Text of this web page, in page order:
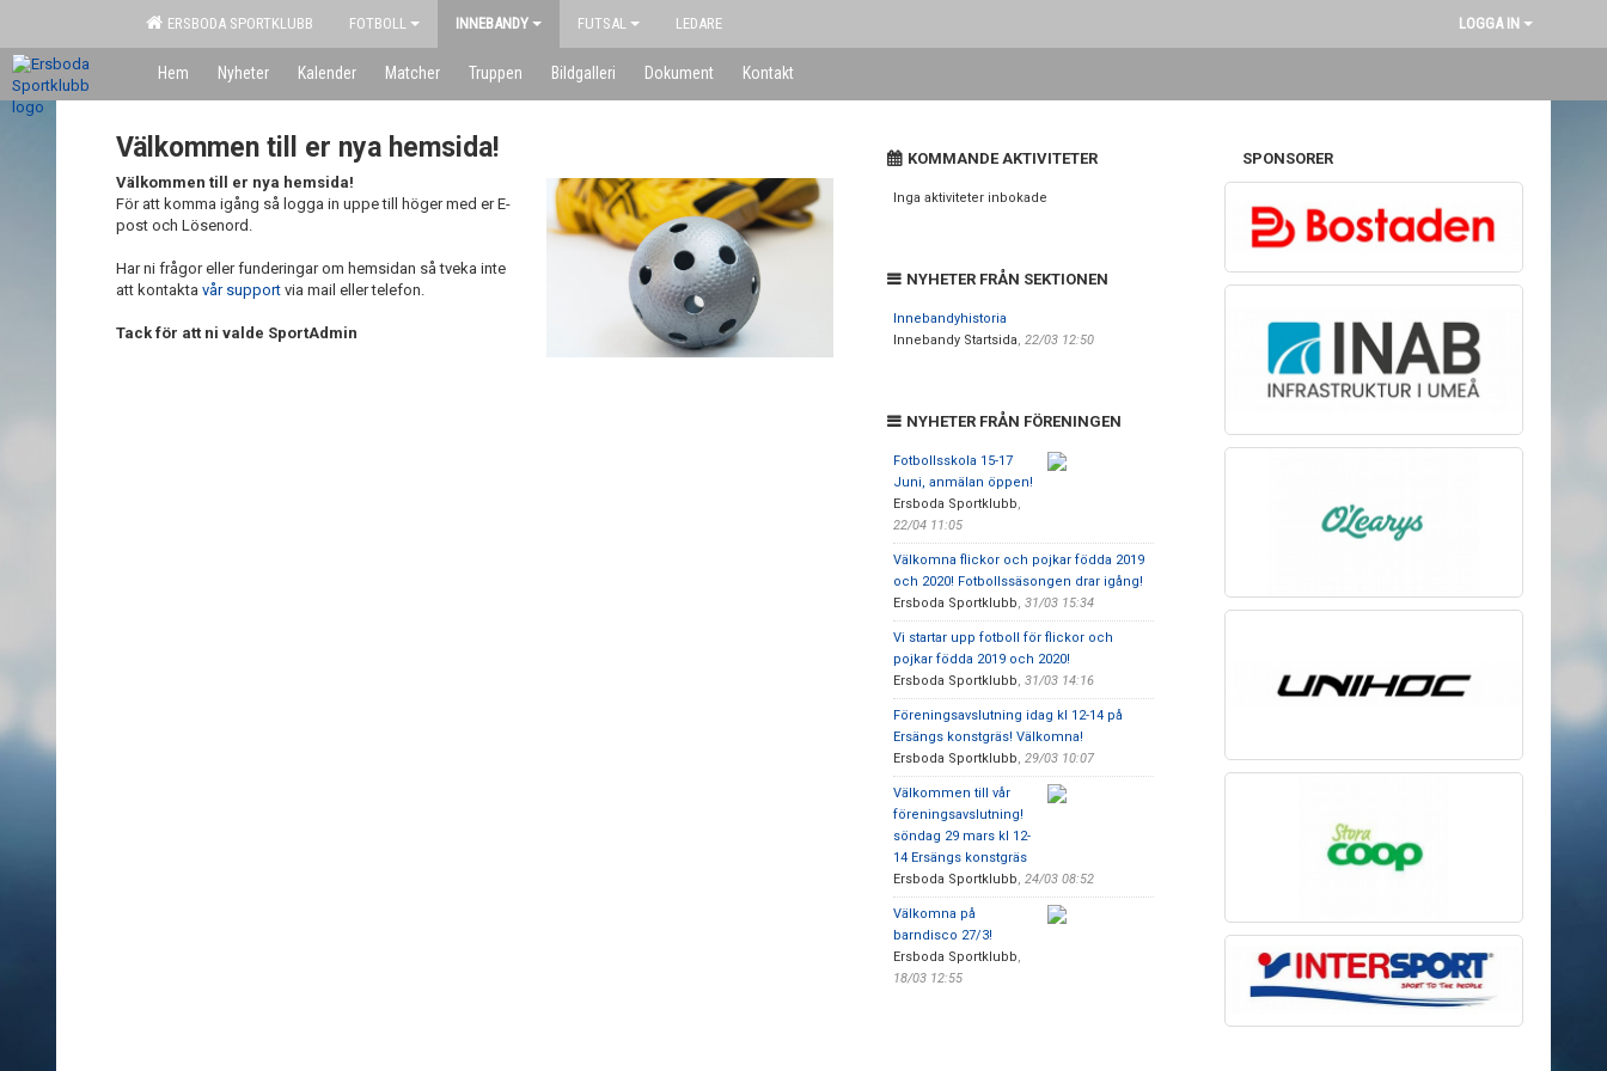
ERSBODA SPORTKLUBB FOTBOLL INNEBANDY FUTSAL LEDARE LOGGA IN
Hem Nyheter Kalender Matcher Truppen Bildgalleri Dokument Kontakt
Välkommen till er nya hemsida!
Välkommen till er nya hemsida!
För att komma igång så logga in uppe till höger med er E-
post och Lösenord.
Har ni frågor eller funderingar om hemsidan så tveka inte
att kontakta vår support via mail eller telefon.
Tack för att ni valde SportAdmin
KOMMANDE AKTIVITETER
Inga aktiviteter inbokade
NYHETER FRÅN SEKTIONEN
Innebandyhistoria
Innebandy Startsida, 22/03 12:50
NYHETER FRÅN FÖRENINGEN
Fotbollsskola 15-17
Juni, anmälan öppen!
Ersboda Sportklubb,
22/04 11:05
Välkomna flickor och pojkar födda 2019
och 2020! Fotbollssäsongen drar igång!
Ersboda Sportklubb, 31/03 15:34
Vi startar upp fotboll för flickor och
pojkar födda 2019 och 2020!
Ersboda Sportklubb, 31/03 14:16
Föreningsavslutning idag kl 12-14 på
Ersängs konstgräs! Välkomna!
Ersboda Sportklubb, 29/03 10:07
Välkommen till vår
föreningsavslutning!
söndag 29 mars kl 12-
14 Ersängs konstgräs
Ersboda Sportklubb, 24/03 08:52
Välkomna på
barndisco 27/3!
Ersboda Sportklubb,
18/03 12:55
SPONSORER